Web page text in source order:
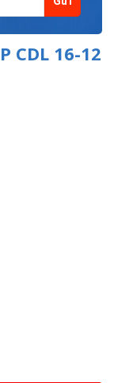
CDL 16-12